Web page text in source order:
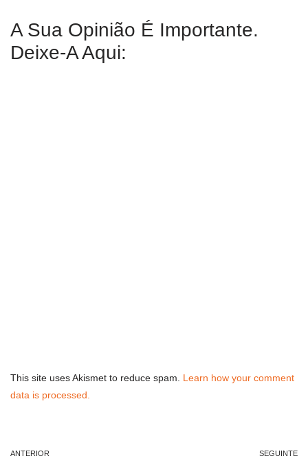
A Sua Opinião É Importante.
Deixe-A Aqui:
This site uses Akismet to reduce spam. Learn how your comment
data is processed.
ANTERIOR SEGUINTE